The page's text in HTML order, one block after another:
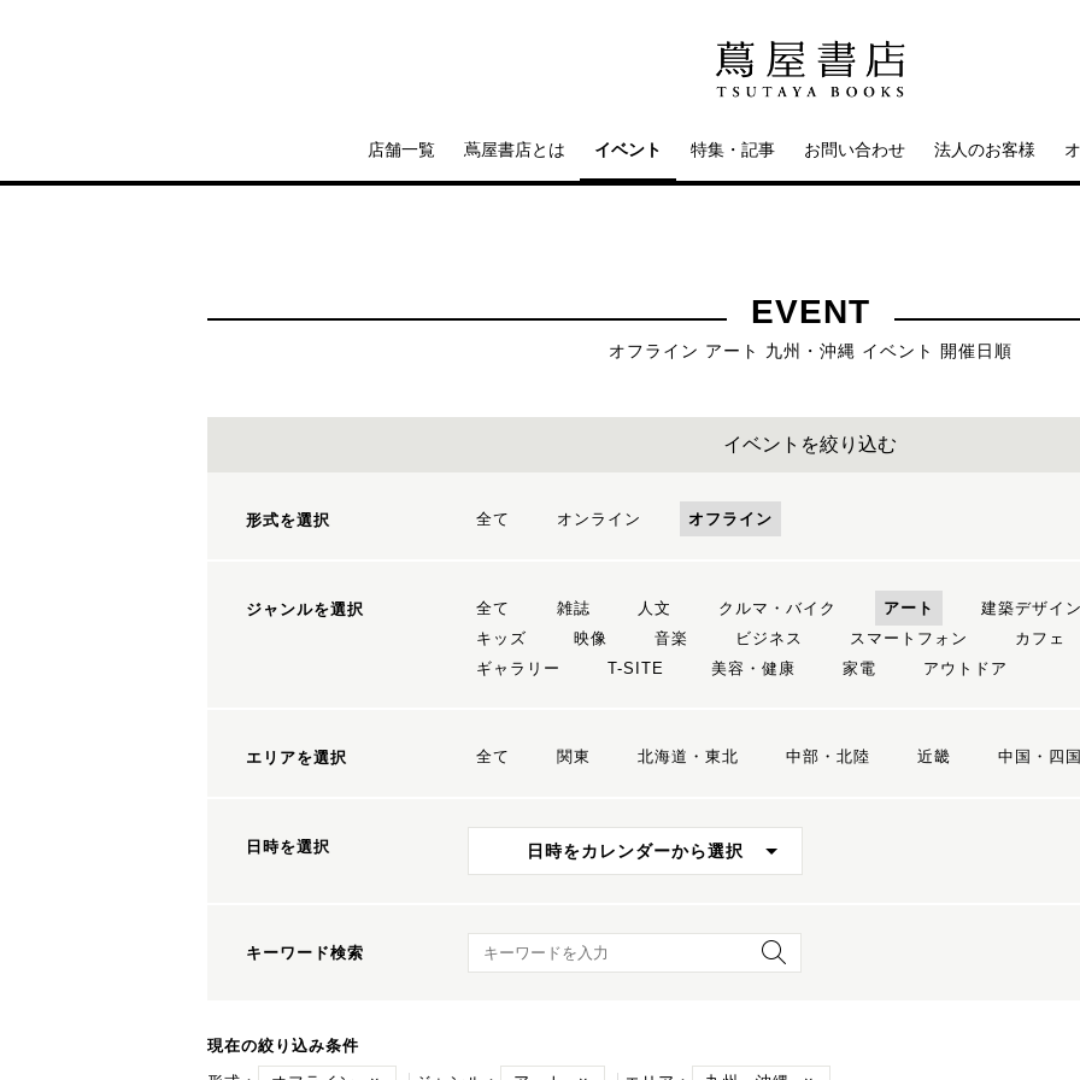
店舗一覧 蔦屋書店とは イベント 特集・記事 お問い合わせ 法人のお客様
EVENT
オフライン アート 九州・沖縄 イベント 開催日順
イベントを絞り込む
形式を選択 全て オンライン オフライン
ジャンルを選択 全て 雑誌 人文 クルマ・バイク アート 建築デザイン
キッズ
映像 音楽 ビジネス スマートフォン カフェ
ギャラリー
T-SITE 美容・健康 家電 アウトドア
エリアを選択 全て 関東 北海道・東北 中部・北陸 近畿 中国・四国
日時を選択 日時をカレンダーから選択
キーワード検索 キーワード検索
現在の絞り込み条件